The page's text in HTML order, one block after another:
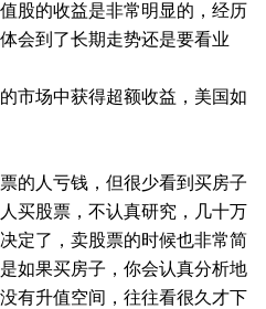
股的收益是非常明显的，经历
会到了长期走势还是要看业
市场中获得超额收益，美国如
的人亏钱，但很少看到买房子
买股票，不认真研究，几十万
定了，卖股票的时候也非常简
如果买房子，你会认真分析地
有升值空间，往往看很久才下